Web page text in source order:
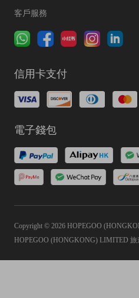
客戶服務
信用卡支付
電子錢包
Copyright © 2026 HOPEGOO
HOPEGOO (HONGKONG) LIMITED